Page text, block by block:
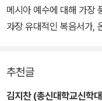
성경 전권에 대하여 모범
와 설교자의 심정을 모두
메시아 예수에 대해 가장
가장 유대적인 복음서가,
추천글
김지찬 (총신대학교신학